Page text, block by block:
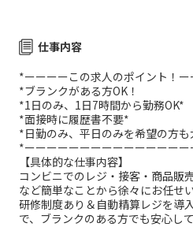
仕事内容
*ーーーーこの求人のポイント！
*ブランクがある方OK！
*1日のみ、1日7時間から勤務OK*
*面接時に履歴書不要*
*日勤のみ、平日のみを希望の方
*ーーーーーーーーーーーーーー
【具体的な仕事内容】
コンビニでのレジ・接客・商品販
など簡単なことから徐々にお任せ
研修制度あり＆自動精算レジを導
で、ブランクのある方でも安心し